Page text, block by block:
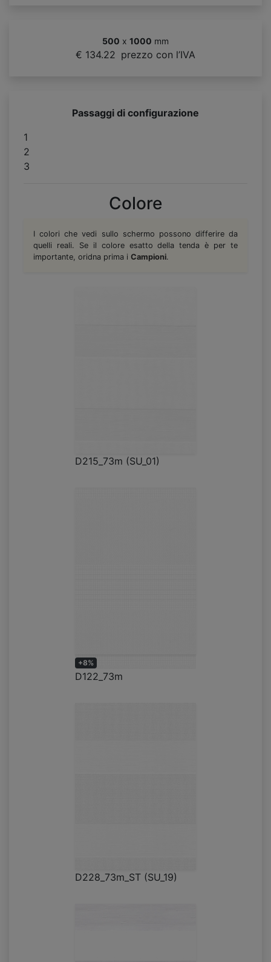
500 x 1000 mm
€ 134.22 prezzo con l’IVA
Passaggi di configurazione
1
2
3
Colore
I colori che vedi sullo schermo possono differire da
quelli reali. Se il colore esatto della tenda è per te
importante, oridna prima i Campioni.
D215_73m (SU_01)
+8%
D122_73m
D228_73m_ST (SU_19)